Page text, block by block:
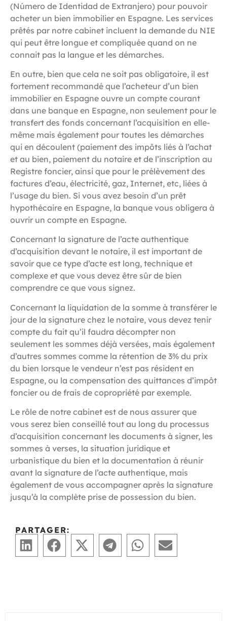
(Número de Identidad de Extranjero) pour pouvoir
acheter un bien immobilier en Espagne. Les services
prêtés par notre cabinet incluent la demande du NIE
qui peut être longue et compliquée quand on ne
connait pas la langue et les démarches.
En outre, bien que cela ne soit pas obligatoire, il est
fortement recommandé que l’acheteur d’un bien
immobilier en Espagne ouvre un compte courant
dans une banque en Espagne, non seulement pour le
transfert des fonds concernant l’acquisition en elle-
même mais également pour toutes les démarches
qui en découlent (paiement des impôts liés à l’achat
et au bien, paiement du notaire et de l’inscription au
Registre foncier, ainsi que pour le prélèvement des
factures d’eau, électricité, gaz, Internet, etc, liées à
l’usage du bien. Si vous avez besoin d’un prêt
hypothécaire en Espagne, la banque vous obligera à
ouvrir un compte en Espagne.
Concernant la signature de l’acte authentique
d’acquisition devant le notaire, il est important de
savoir que ce type d’acte est long, technique et
complexe et que vous devez être sûr de bien
comprendre ce que vous signez.
Concernant la liquidation de la somme à transférer le
jour de la signature chez le notaire, vous devez tenir
compte du fait qu’il faudra décompter non
seulement les sommes déjà versées, mais également
d’autres sommes comme la rétention de 3% du prix
du bien lorsque le vendeur n’est pas résident en
Espagne, ou la compensation des quittances d’impôt
foncier ou de frais de copropriété par exemple.
Le rôle de notre cabinet est de nous assurer que
vous serez bien conseillé tout au long du processus
d’acquisition concernant les documents à signer, les
sommes à verses, la situation juridique et
urbanistique du bien et la documentation à réunir
avant la signature de l’acte authentique, mais
également de vous accompagner après la signature
jusqu’à la complète prise de possession du bien.
PARTAGER: